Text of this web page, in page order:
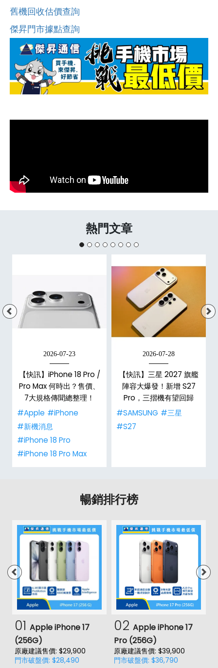
舊機回收估價查詢
傑昇門市據點查詢
熱門文章
2026-07-23
【快訊】iPhone 18 Pro /
Pro Max 何時出？售價、
7大規格傳聞總整理！
#Apple #iPhone
#新機消息
#iPhone 18 Pro
#iPhone 18 Pro Max
2026-07-28
【快訊】三星 2027 旗艦
陣容大爆發！新增 S27
Pro，三摺機有望回歸
#SAMSUNG #三星
#S27
暢銷排行榜
01 Apple iPhone 17
(256G)
原廠建議售價: $29,900
門市破盤價: $28,490
02 Apple iPhone 17
Pro (256G)
原廠建議售價: $39,900
門市破盤價: $36,790